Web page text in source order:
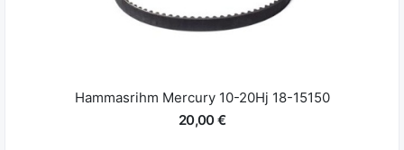
Hammasrihm Mercury 10-20Hj 18-15150
20,00 €